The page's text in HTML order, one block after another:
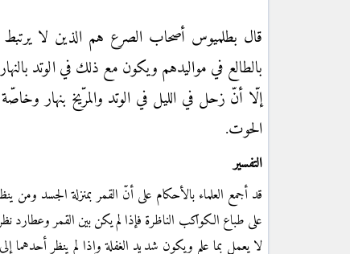
قال بطلميوس أصحاب الصرع هم الذين لا يرتبط
بالطالع في مواليدهم ويكون مع ذلك في الوتد
إلّا أنّ زحل في الليل في الوتد والمرّيخ بنهار
الحوت.
التفسير
قد أجمع العلماء بالأحكام على أنّ القمر بمنزلة الجسد ومن
على طباع الكواكب الناظرة فإذا لم يكن بين القمر وعطارد
لا يعمل بما علم ويكون شديد الغفلة وإذا لم ينظر أحدهما